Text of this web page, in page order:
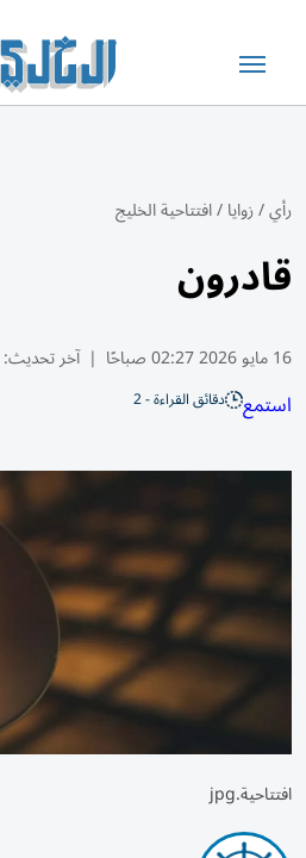
رأي/زوايا/افتتاحية الخليج
قادرون
16 مايو 2026 02:27 صباحًا | آخر تحديث:
استمع دقائق القراءة - 2
افتتاحية.jpg